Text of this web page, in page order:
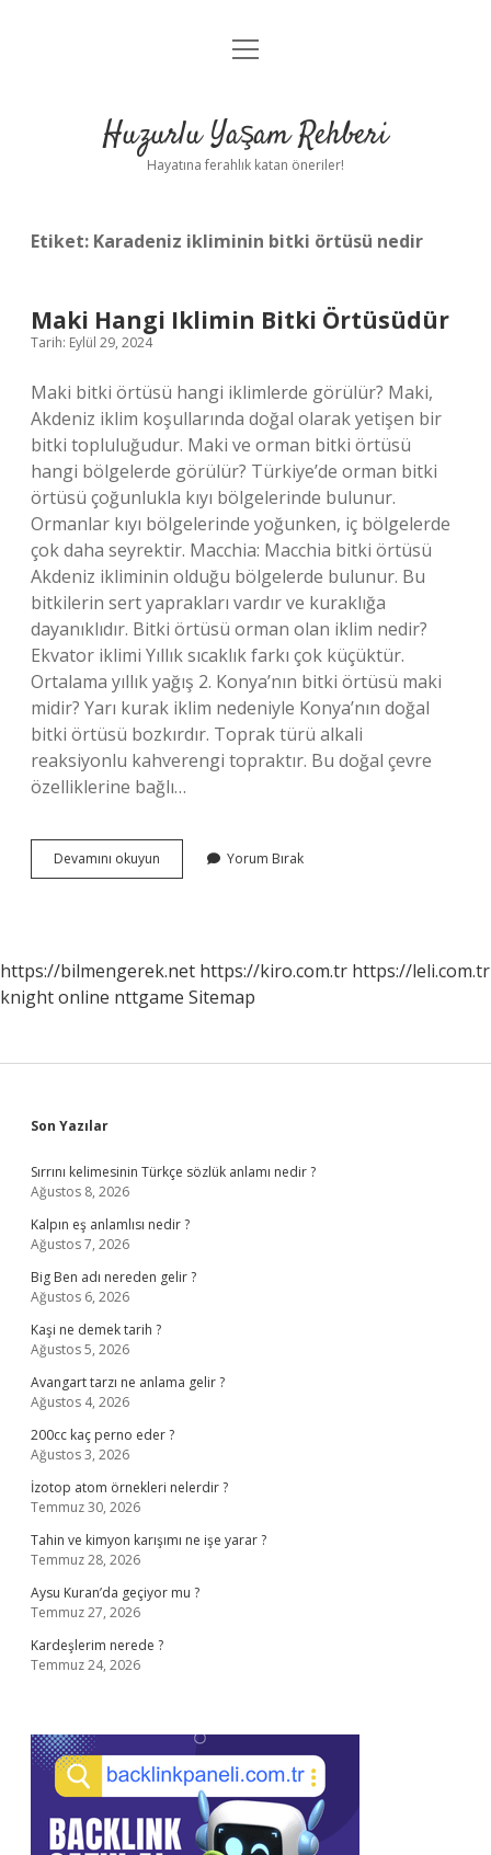
Anasayfa
Yasal Uyarı
menüyü
Huzurlu Yaşam Rehberi
Hayatına ferahlık katan öneriler!
Etiket: Karadeniz ikliminin bitki örtüsü nedir
Maki Hangi Iklimin Bitki Örtüsüdür
Tarih: Eylül 29, 2024
Maki bitki örtüsü hangi iklimlerde görülür? Maki,
Akdeniz iklim koşullarında doğal olarak yetişen bir
bitki topluluğudur. Maki ve orman bitki örtüsü
hangi bölgelerde görülür? Türkiye’de orman bitki
örtüsü çoğunlukla kıyı bölgelerinde bulunur.
Ormanlar kıyı bölgelerinde yoğunken, iç bölgelerde
çok daha seyrektir. Macchia: Macchia bitki örtüsü
Akdeniz ikliminin olduğu bölgelerde bulunur. Bu
bitkilerin sert yaprakları vardır ve kuraklığa
dayanıklıdır. Bitki örtüsü orman olan iklim nedir?
Ekvator iklimi Yıllık sıcaklık farkı çok küçüktür.
Ortalama yıllık yağış 2. Konya’nın bitki örtüsü maki
midir? Yarı kurak iklim nedeniyle Konya’nın doğal
bitki örtüsü bozkırdır. Toprak türü alkali
reaksiyonlu kahverengi topraktır. Bu doğal çevre
özelliklerine bağlı…
Devamını okuyun
Hangi
Yorum Bırak
https://bilmengerek.net https://kiro.com.tr https://leli.com.tr
knight online nttgame Sitemap
Sidebar
Son Yazılar
Sırrını kelimesinin Türkçe sözlük anlamı nedir ?
Ağustos 8, 2026
Kalpın eş anlamlısı nedir ?
Ağustos 7, 2026
Big Ben adı nereden gelir ?
Ağustos 6, 2026
Kaşi ne demek tarih ?
Ağustos 5, 2026
Avangart tarzı ne anlama gelir ?
Ağustos 4, 2026
200cc kaç perno eder ?
Ağustos 3, 2026
İzotop atom örnekleri nelerdir ?
Temmuz 30, 2026
Tahin ve kimyon karışımı ne işe yarar ?
Temmuz 28, 2026
Aysu Kuran’da geçiyor mu ?
Temmuz 27, 2026
Kardeşlerim nerede ?
Temmuz 24, 2026